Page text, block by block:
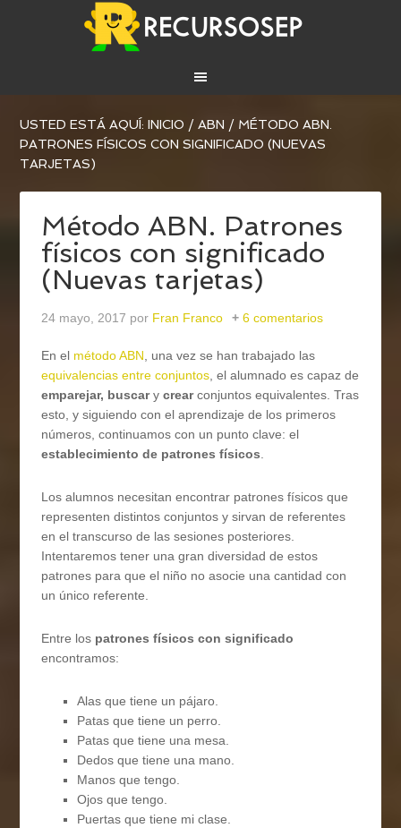
USTED ESTÁ AQUÍ:INICIO / ABN / MÉTODO ABN.
PATRONES FÍSICOS CON SIGNIFICADO (NUEVAS
TARJETAS)
Método ABN. Patrones
físicos con significado
(Nuevas tarjetas)
24 mayo, 2017 por Fran Franco 6 comentarios
En el método ABN, una vez se han trabajado las
equivalencias entre conjuntos, el alumnado es capaz de
emparejar, buscarycrearconjuntos equivalentes. Tras
esto, y siguiendo con el aprendizaje de los primeros
números, continuamos con un punto clave: el
establecimiento de patrones físicos.
Los alumnos necesitan encontrar patrones físicos que
representen distintos conjuntos y sirvan de referentes
en el transcurso de las sesiones posteriores.
Intentaremos tener una gran diversidad de estos
patrones para que el niño no asocie una cantidad con
un único referente.
Entre los patrones físicos con significado
encontramos:
Alas que tiene un pájaro.
Patas que tiene un perro.
Patas que tiene una mesa.
Dedos que tiene una mano.
Manos que tengo.
Ojos que tengo.
Puertas que tiene mi clase.